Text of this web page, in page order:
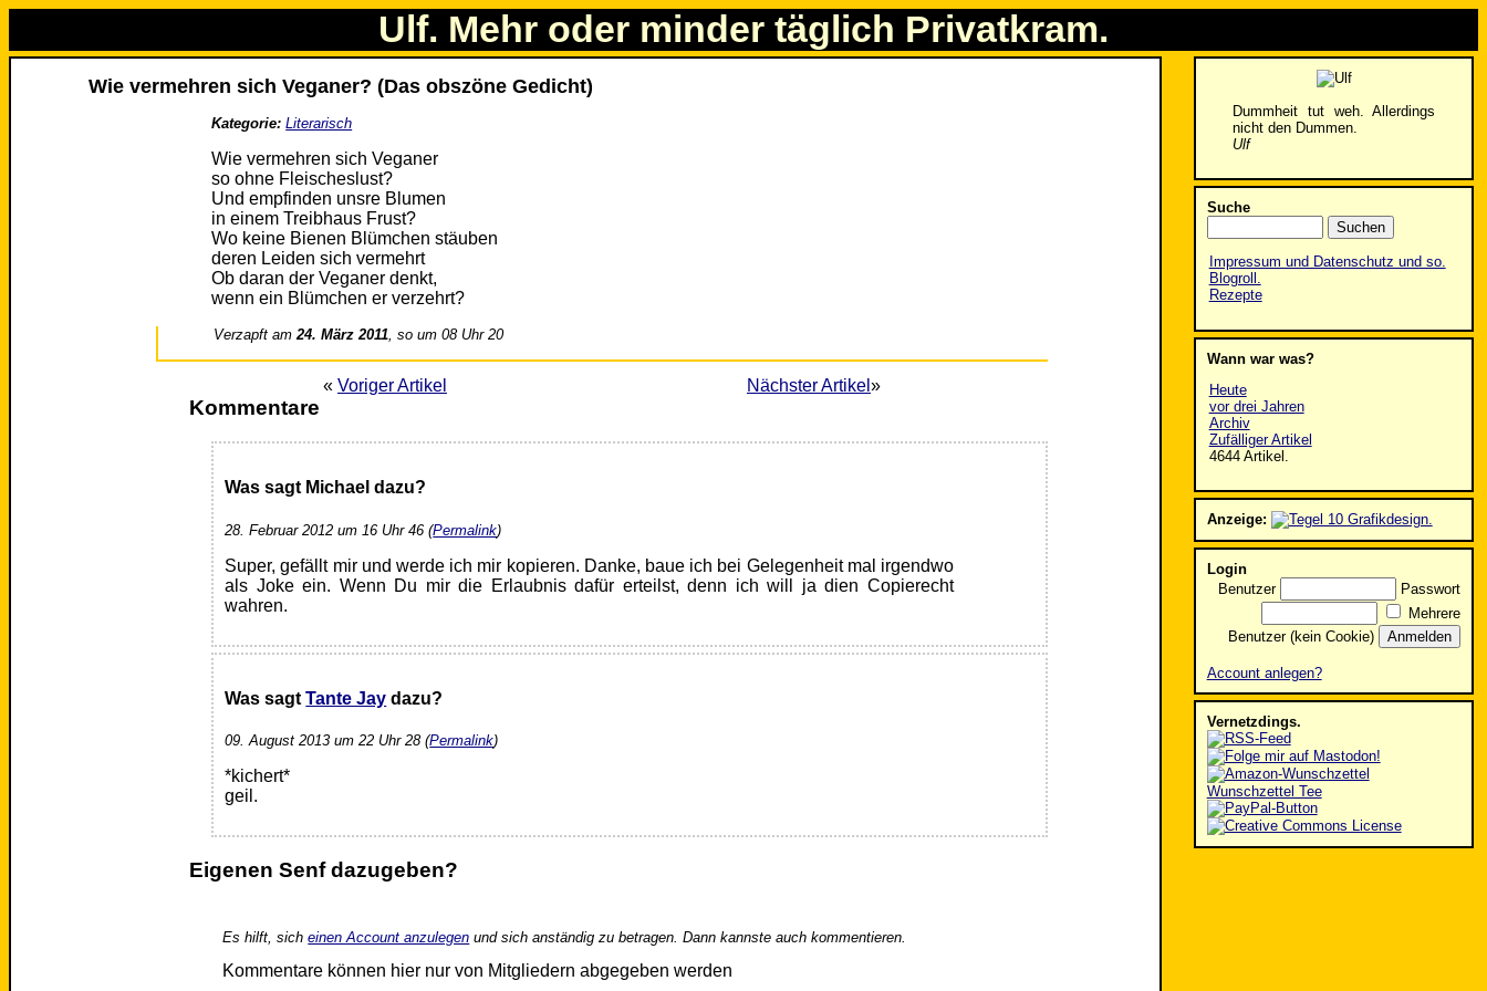
Ulf. Mehr oder minder täglich Privatkram.
Wie vermehren sich Veganer? (Das obszöne Gedicht)
Kategorie: Literarisch
Wie vermehren sich Veganer
so ohne Fleischeslust?
Und empfinden unsre Blumen
in einem Treibhaus Frust?
Wo keine Bienen Blümchen stäuben
deren Leiden sich vermehrt
Ob daran der Veganer denkt,
wenn ein Blümchen er verzehrt?
Verzapft am24. März 2011, so um 08 Uhr 20
« Voriger Artikel Nächster Artikel »
Kommentare
Was sagt Michael dazu?
28. Februar 2012 um 16 Uhr 46 (Permalink)
Super, gefällt mir und werde ich mir kopieren. Danke, baue ich bei Gelegenheit mal irgendwo
als Joke ein. Wenn Du mir die Erlaubnis dafür erteilst, denn ich will ja dien Copierecht
wahren.
Was sagtTante Jay dazu?
09. August 2013 um 22 Uhr 28 (Permalink)
*kichert*
geil.
Eigenen Senf dazugeben?
Es hilft, sicheinen Account anzulegen und sich anständig zu betragen. Dann kannste auch kommentieren.
Kommentare können hier nur von Mitgliedern abgegeben werden
Dummheit tut weh. Allerdings
nicht den Dummen.
Ulf
Suche
Impressum und Datenschutz und so.
Blogroll.
Rezepte
Wann war was?
Heute
vor drei Jahren
Archiv
Zufälliger Artikel
4644 Artikel.
Anzeige:
Login
Benutzer
Passwort
Mehrere
Benutzer (kein Cookie)
Account anlegen?
Vernetzdings.
Wunschzettel Tee